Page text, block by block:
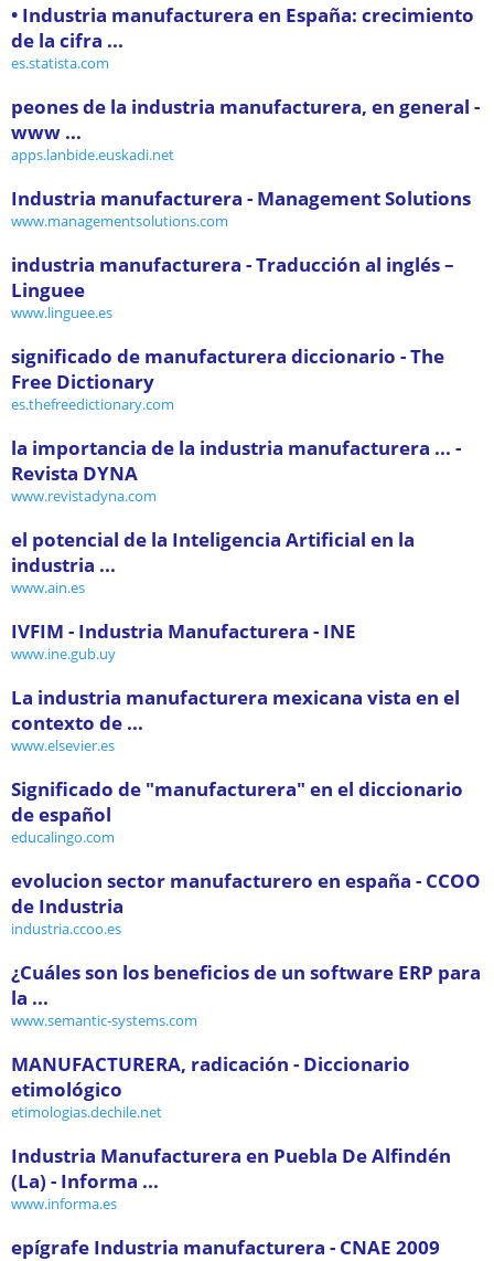
• Industria manufacturera en España: crecimiento
de la cifra ...
es.statista.com
peones de la industria manufacturera, en general -
www ...
apps.lanbide.euskadi.net
Industria manufacturera - Management Solutions
www.managementsolutions.com
industria manufacturera - Traducción al inglés –
Linguee
www.linguee.es
significado de manufacturera diccionario - The
Free Dictionary
es.thefreedictionary.com
la importancia de la industria manufacturera ... -
Revista DYNA
www.revistadyna.com
el potencial de la Inteligencia Artificial en la
industria ...
www.ain.es
IVFIM - Industria Manufacturera - INE
www.ine.gub.uy
La industria manufacturera mexicana vista en el
contexto de ...
www.elsevier.es
Significado de "manufacturera" en el diccionario
de español
educalingo.com
evolucion sector manufacturero en españa - CCOO
de Industria
industria.ccoo.es
¿Cuáles son los beneficios de un software ERP para
la ...
www.semantic-systems.com
MANUFACTURERA, radicación - Diccionario
etimológico
etimologias.dechile.net
Industria Manufacturera en Puebla De Alfindén
(La) - Informa ...
www.informa.es
epígrafe Industria manufacturera - CNAE 2009